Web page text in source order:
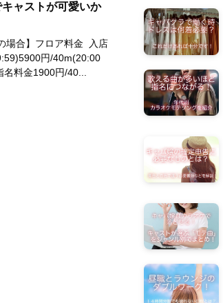
ャストが可愛いか
場合】フロア料金 入店
円/40m(20:00
料金1900円/40...